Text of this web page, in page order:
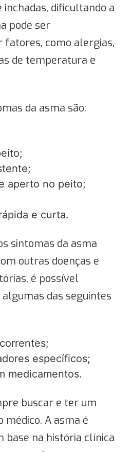
dificultando a
pode ser
fatores, como alergias,
de temperatura e
da asma são:
aperto no peito;
e curta.
sintomas da asma
outras doenças e
é possível
das seguintes
específicos;
medicamentos.
buscar e ter um
A asma é
base na história clínica